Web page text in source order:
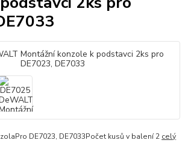
DE7023, DE7033Počet kusů v balení 2 celý